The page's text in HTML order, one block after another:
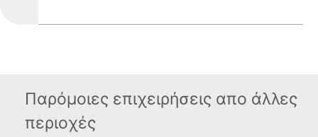
Παρόμοιες επιχειρήσεις απο άλλες
περιοχές